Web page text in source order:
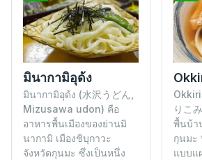
มินากามิอุด้ง
มินากามิอุด้ง (水沢うどん,
Mizusawa udon) คือ
อาหารพื้นเมืองของย่านมิ
นากามิ เมืองชิบุกาวะ
จังหวัดกุนมะ ซึ่งเป็นหนึ่ง
りこ
พื้นบ้า
กุนมะ
แบบแ